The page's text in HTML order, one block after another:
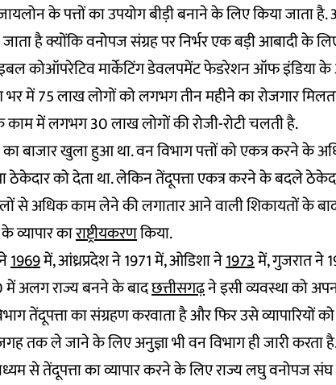
के पत्तों का उपयोग बीड़ी बनाने के लिए किया जाता है.
है क्योंकि वनोपज संग्रह पर निर्भर एक बड़ी आबादी के
कोऑपरेटिव मार्केटिंग डेवलपमेंट फेडरेशन ऑफ इंडियाके
में 75 लाख लोगों को लगभग तीन महीने का रोजगार
काम में लगभग 30 लाख लोगों की रोजी-रोटी चलती है.
बाजार खुला हुआ था. वन विभाग पत्तों को एकत्र करने के
ठेकेदार को देता था. लेकिन तेंदूपत्ता एकत्र करने के बदले
से अधिक काम लेने की लगातार आने वाली शिकायतों के
व्यापार काराष्ट्रीयकरणकिया.
1969में, आंध्रप्रदेश ने1971में, ओडिशा ने1973में, गुजरात ने
अलग राज्य बनने के बादछत्तीसगढ़ने इसी व्यवस्था को
तेंदूपत्ता का संग्रहण करवाता है और फिर उसे व्यापारियों
तक ले जाने के लिए अनुज्ञा भी वन विभाग ही जारी करता
से तेंदूपत्ता का व्यापार करने के लिए राज्य लघु वनोपज